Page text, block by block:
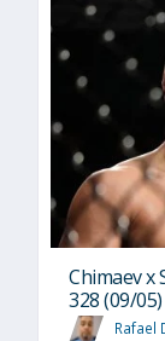
Chimaev x
328 (09/05)
Rafael